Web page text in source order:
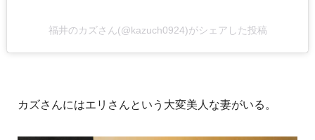
福井のカズさん(@kazuch0924)がシェアした投稿
カズさんにはエリさんという大変美人な妻がいる。